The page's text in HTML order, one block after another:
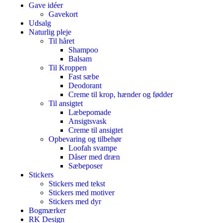
Gave idéer
Gavekort
Udsalg
Naturlig pleje
Til håret
Shampoo
Balsam
Til Kroppen
Fast sæbe
Deodorant
Creme til krop, hænder og fødder
Til ansigtet
Læbepomade
Ansigtsvask
Creme til ansigtet
Opbevaring og tilbehør
Loofah svampe
Dåser med dræn
Sæbeposer
Stickers
Stickers med tekst
Stickers med motiver
Stickers med dyr
Bogmærker
RK Design